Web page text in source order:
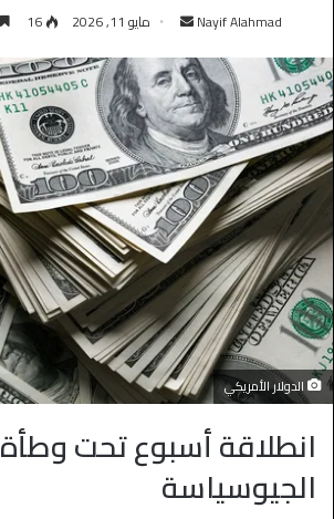
Nayif Alahmad مايو 11, 2026 16
الدولار الأمريكي
انطلاقة أسبوع تحت وطأة
الجيوسياسة